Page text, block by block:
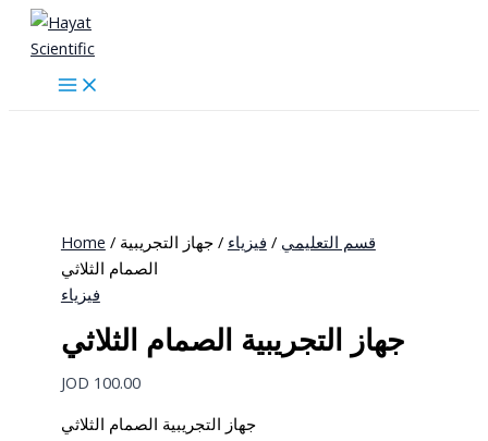
Skip
content
Home / قسم التعليمي / فيزياء / جهاز التجريبية
الصمام الثلاثي
فيزياء
جهاز التجريبية الصمام الثلاثي
JOD 100.00
جهاز التجريبية الصمام الثلاثي